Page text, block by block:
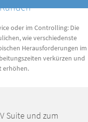
ihre täglichen
Lösungen
oder im Controlling: Die
wie verschiedenste
Herausforderungen im
verkürzen und
erhöhen.
Suite und zum